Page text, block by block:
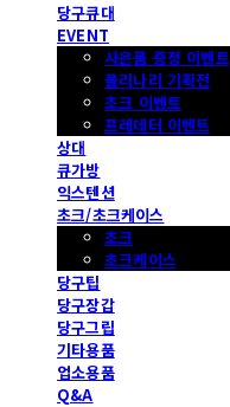
당구큐대
EVENT
사은품 증정 이벤트
몰리나리 기획전
초크 이벤트
프레데터 이벤트
상대
큐가방
익스텐션
초크/초크케이스
초크
초크케이스
당구팁
당구장갑
당구그립
기타용품
업소용품
Q&A